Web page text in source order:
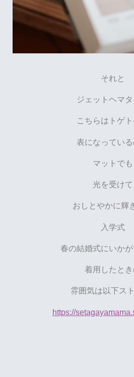
それと
ジェットヘマタ
こちらはトゲ
表になってい
マットでも
光を受けて
おしとやかに輝
入学式
春の結婚式にいかが
着用したと
雰囲気は以下ス
https://